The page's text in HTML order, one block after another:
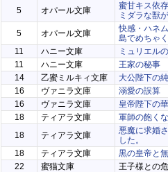
5
オパール文庫
蜜甘キス依
ミダラな獣
5
オパール文庫
快感・ハネ
島でめちゃ
11
ハニー文庫
ミュリエル
11
ハニー文庫
王家の秘事
14
乙蜜ミルキィ文庫
大公陛下の
16
ヴァニラ文庫
溺愛の誤算
16
ヴァニラ文庫
皇帝陛下の
18
ティアラ文庫
軍師の飽く
18
ティアラ文庫
悪魔に求婚
した。
18
ティアラ文庫
黒の皇帝と
22
蜜猫文庫
王子様との